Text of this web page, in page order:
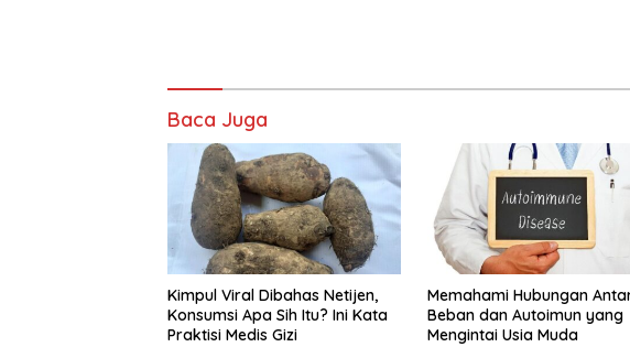
Baca Juga
Kimpul Viral Dibahas Netijen,
Konsumsi Apa Sih Itu? Ini Kata
Praktisi Medis Gizi
Memahami Hubungan
Beban dan Autoimun yang
Mengintai Usia Muda